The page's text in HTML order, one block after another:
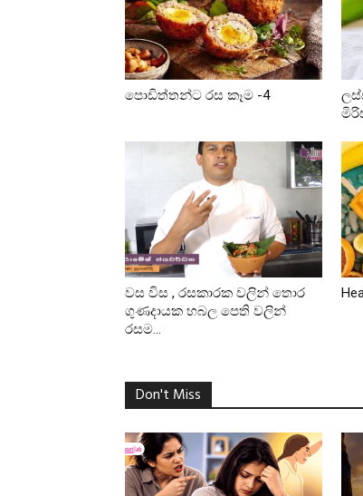
පොඩිත්තන්ට රස කෑම -4
වස විස , රසකාරක වලින් තොර
ගුණදායක හබල පෙති වලින්
රසම...
Don't Miss